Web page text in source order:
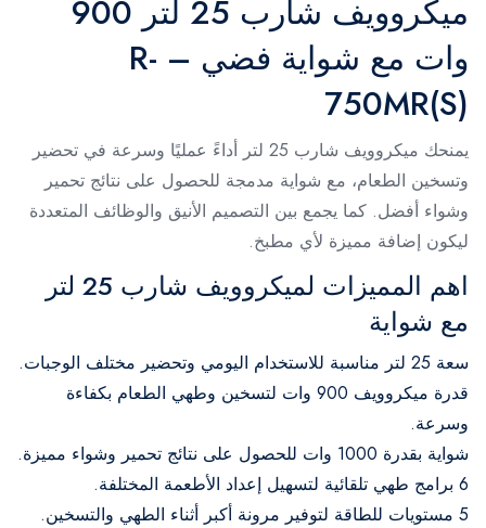
ميكروويف شارب 25 لتر 900
وات مع شواية فضي – R-
750MR(S)
يمنحك ميكروويف شارب 25 لتر أداءً عمليًا وسرعة في تحضير
وتسخين الطعام، مع شواية مدمجة للحصول على نتائج تحمير
وشواء أفضل. كما يجمع بين التصميم الأنيق والوظائف المتعددة
ليكون إضافة مميزة لأي مطبخ.
اهم المميزات لميكروويف شارب 25 لتر
مع شواية
سعة 25 لتر مناسبة للاستخدام اليومي وتحضير مختلف الوجبات.
قدرة ميكروويف 900 وات لتسخين وطهي الطعام بكفاءة
وسرعة.
شواية بقدرة 1000 وات للحصول على نتائج تحمير وشواء مميزة.
6 برامج طهي تلقائية لتسهيل إعداد الأطعمة المختلفة.
5 مستويات للطاقة لتوفير مرونة أكبر أثناء الطهي والتسخين.